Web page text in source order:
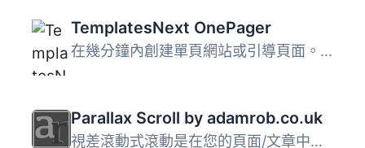
TemplatesNext OnePager
在幾分鐘內創建單頁網站或引導頁面。TemplatesNext WordPress...
Parallax Scroll by adamrob.co.uk
視差滾動式滾動是在您的頁面/文章中為元素獲得視差滾動式背景...